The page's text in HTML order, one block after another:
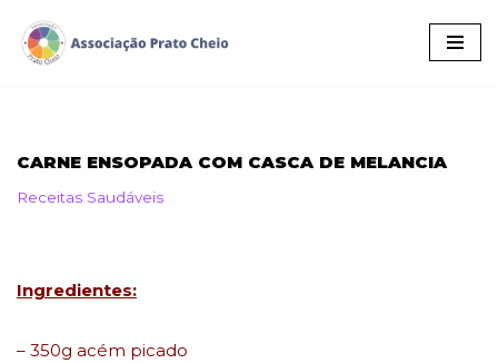
Pular
CARNE ENSOPADA COM CASCA DE MELANCIA
Receitas Saudáveis
Ingredientes:
– 350g acém picado